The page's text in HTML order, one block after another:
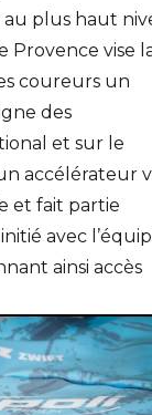
au plus haut
Provence vise
coureurs un
des
et sur le
accélérateur
et fait partie
avec
ainsi accès